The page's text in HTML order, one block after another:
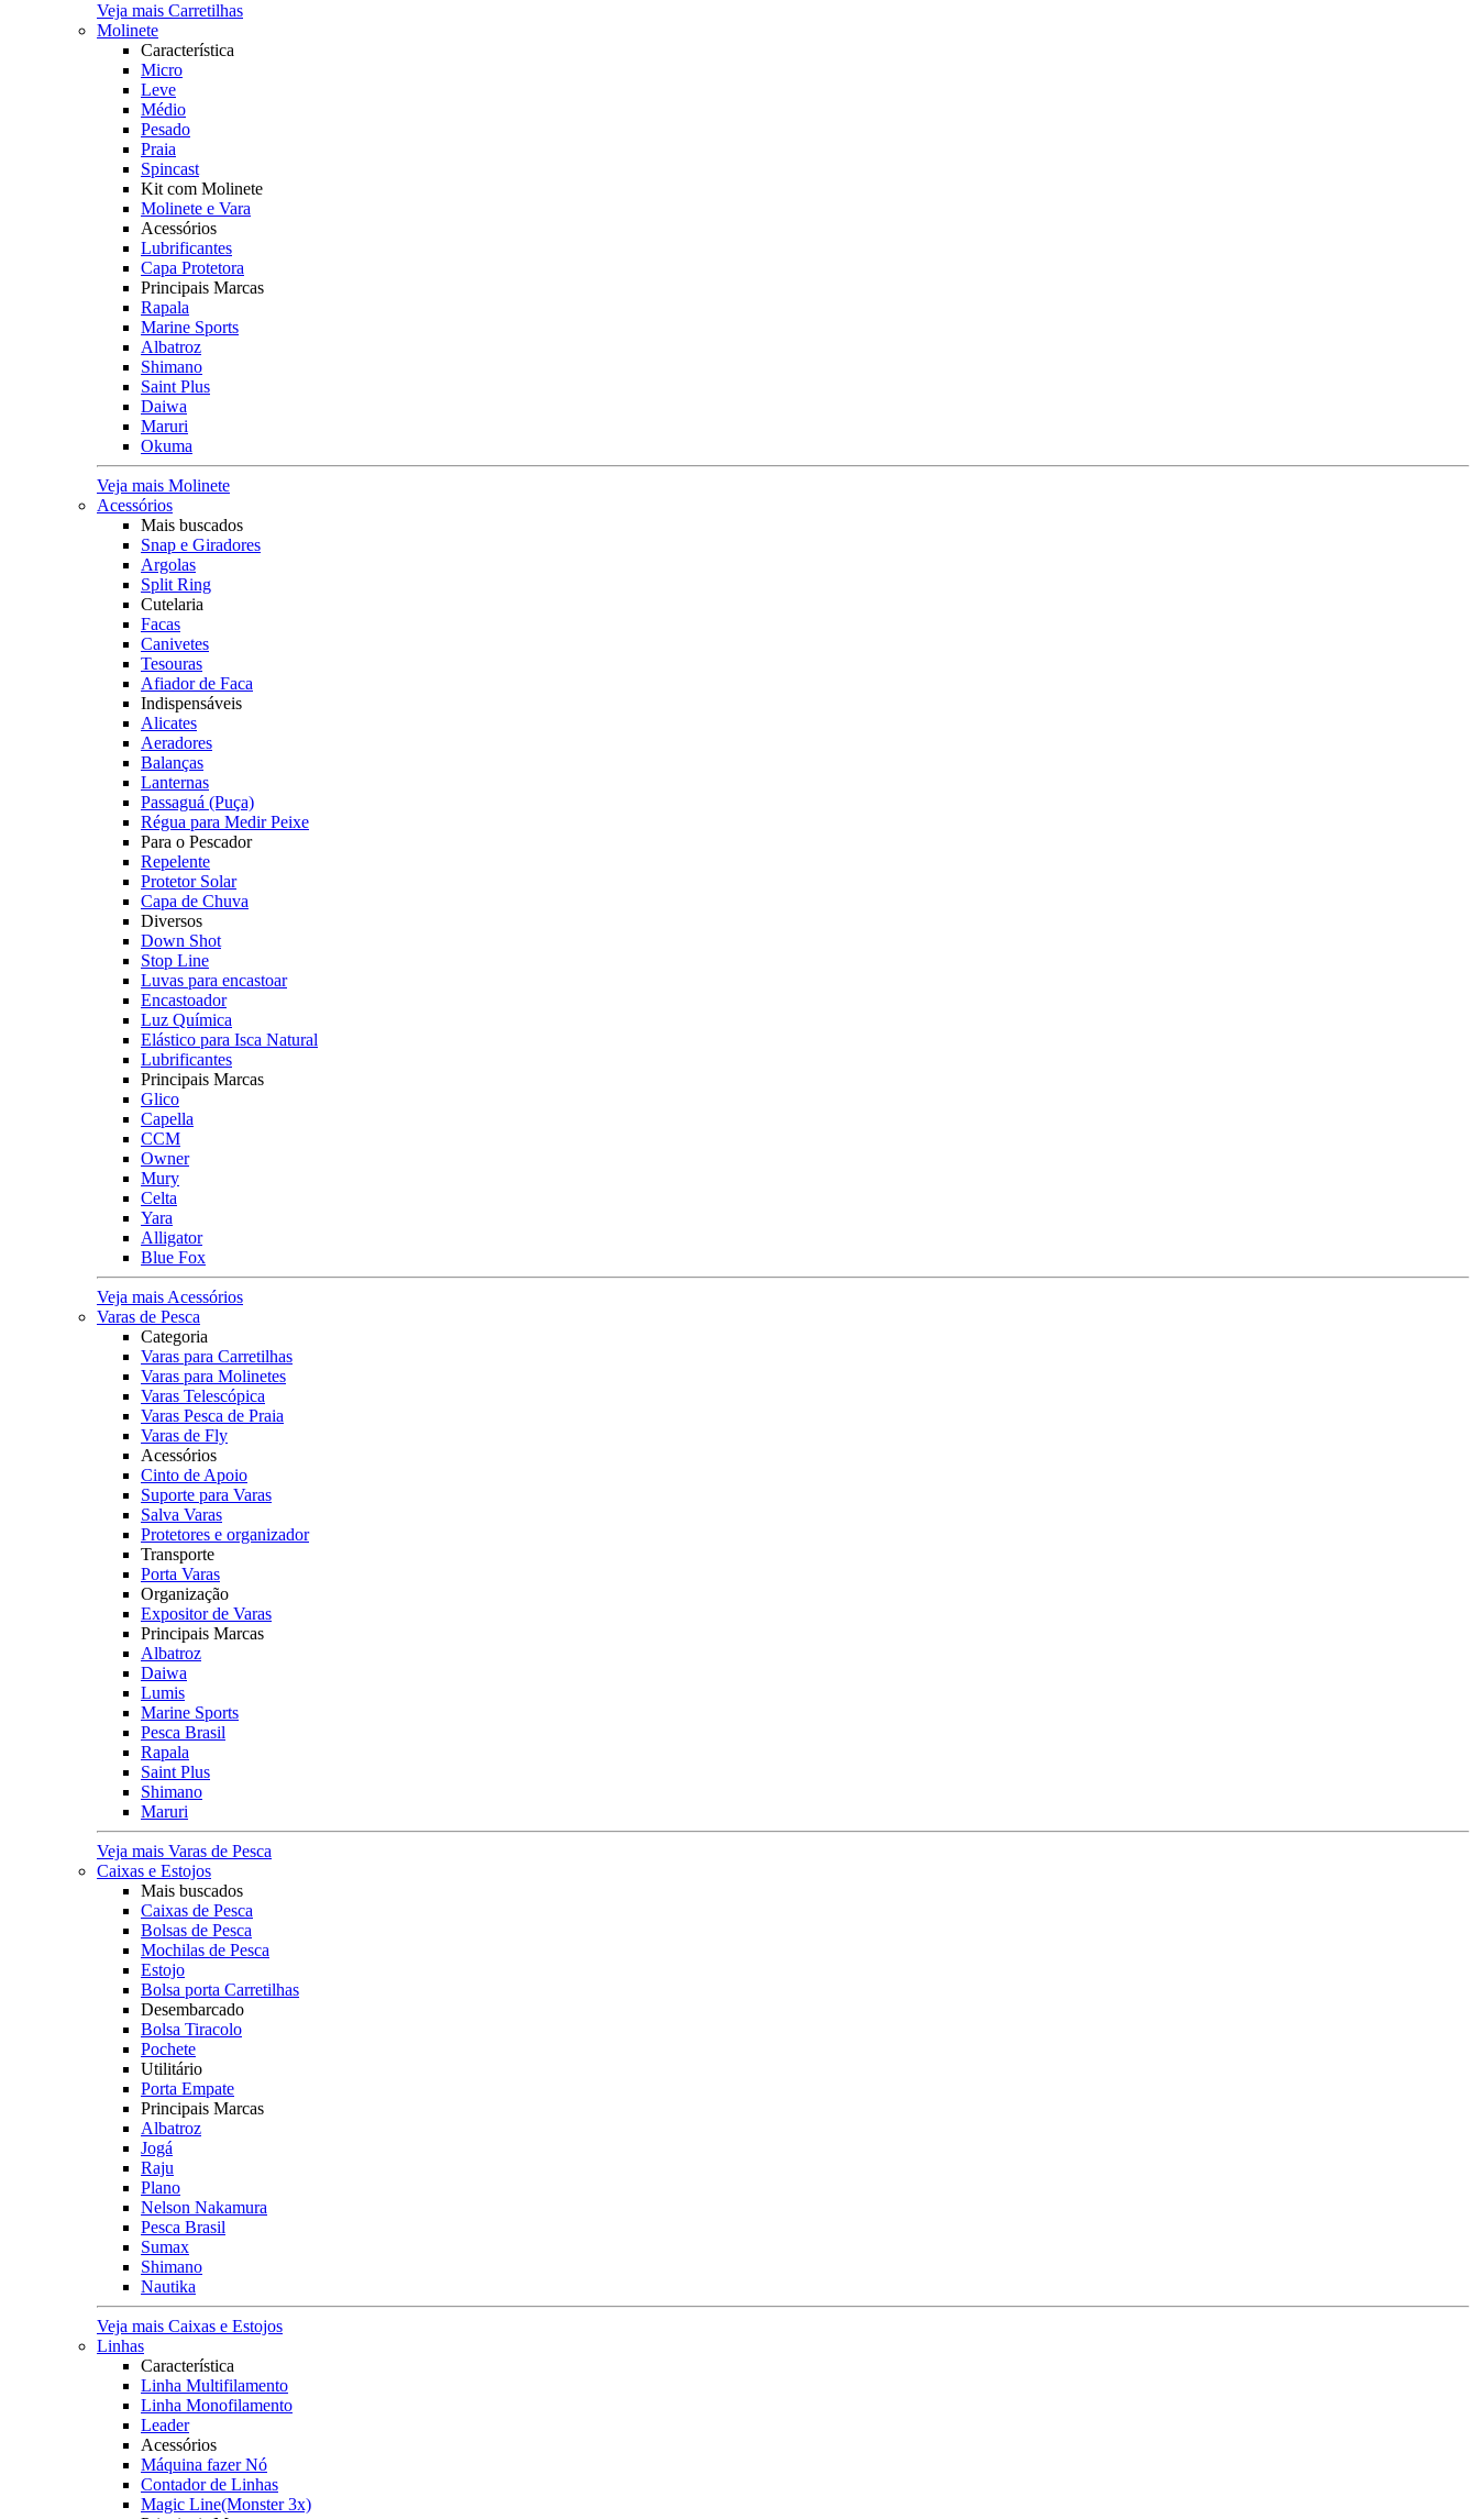
Veja mais Carretilhas
Molinete
Característica
Micro
Leve
Médio
Pesado
Praia
Spincast
Kit com Molinete
Molinete e Vara
Acessórios
Lubrificantes
Capa Protetora
Principais Marcas
Rapala
Marine Sports
Albatroz
Shimano
Saint Plus
Daiwa
Maruri
Okuma
Veja mais Molinete
Acessórios
Mais buscados
Snap e Giradores
Argolas
Split Ring
Cutelaria
Facas
Canivetes
Tesouras
Afiador de Faca
Indispensáveis
Alicates
Aeradores
Balanças
Lanternas
Passaguá (Puça)
Régua para Medir Peixe
Para o Pescador
Repelente
Protetor Solar
Capa de Chuva
Diversos
Down Shot
Stop Line
Luvas para encastoar
Encastoador
Luz Química
Elástico para Isca Natural
Lubrificantes
Principais Marcas
Glico
Capella
CCM
Owner
Mury
Celta
Yara
Alligator
Blue Fox
Veja mais Acessórios
Varas de Pesca
Categoria
Varas para Carretilhas
Varas para Molinetes
Varas Telescópica
Varas Pesca de Praia
Varas de Fly
Acessórios
Cinto de Apoio
Suporte para Varas
Salva Varas
Protetores e organizador
Transporte
Porta Varas
Organização
Expositor de Varas
Principais Marcas
Albatroz
Daiwa
Lumis
Marine Sports
Pesca Brasil
Rapala
Saint Plus
Shimano
Maruri
Veja mais Varas de Pesca
Caixas e Estojos
Mais buscados
Caixas de Pesca
Bolsas de Pesca
Mochilas de Pesca
Estojo
Bolsa porta Carretilhas
Desembarcado
Bolsa Tiracolo
Pochete
Utilitário
Porta Empate
Principais Marcas
Albatroz
Jogá
Raju
Plano
Nelson Nakamura
Pesca Brasil
Sumax
Shimano
Nautika
Veja mais Caixas e Estojos
Linhas
Característica
Linha Multifilamento
Linha Monofilamento
Leader
Acessórios
Máquina fazer Nó
Contador de Linhas
Magic Line(Monster 3x)